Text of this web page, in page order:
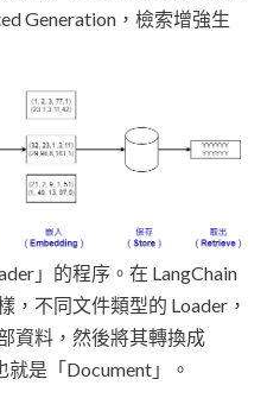
Generation，檢索增強生
」的程序。在 LangChain
，不同文件類型的 Loader，
資料，然後將其轉換成
就是「Document」。